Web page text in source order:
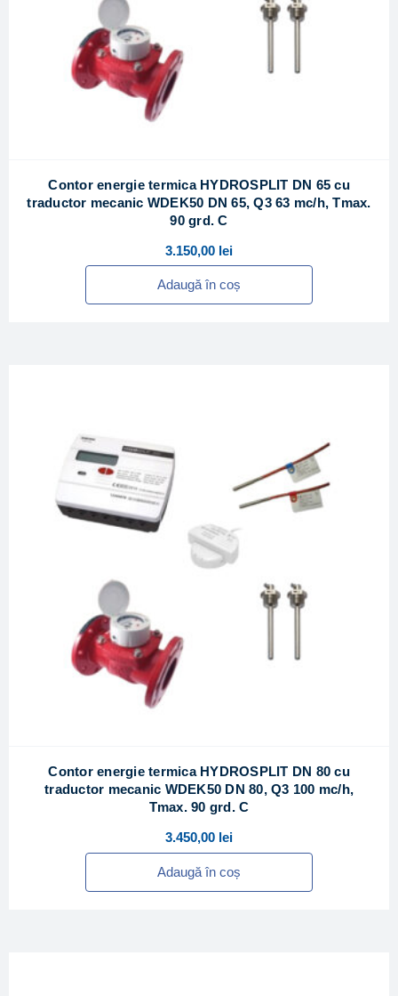
Contor energie termica HYDROSPLIT DN 65 cu
traductor mecanic WDEK50 DN 65, Q3 63 mc/h, Tmax.
90 grd. C
3.150,00 lei
Adaugă în coș
Contor energie termica HYDROSPLIT DN 80 cu
traductor mecanic WDEK50 DN 80, Q3 100 mc/h,
Tmax. 90 grd. C
3.450,00 lei
Adaugă în coș